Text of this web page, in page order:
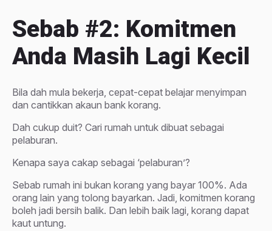
Sebab #2: Komitmen
Anda Masih Lagi Kecil
Bila dah mula bekerja, cepat-cepat belajar menyimpan
dan cantikkan akaun bank korang.
Dah cukup duit? Cari rumah untuk dibuat sebagai
pelaburan.
Kenapa saya cakap sebagai ‘pelaburan’?
Sebab rumah ini bukan korang yang bayar 100%. Ada
orang lain yang tolong bayarkan. Jadi, komitmen korang
boleh jadi bersih balik. Dan lebih baik lagi, korang dapat
kaut untung.